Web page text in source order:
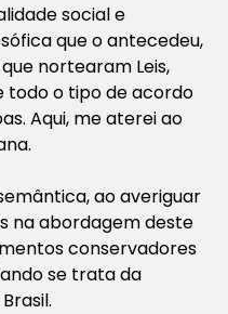
social e
que o antecedeu,
nortearam Leis,
todo o tipo de acordo
Aqui, me aterei ao
ao averiguar
na abordagem deste
conservadores
se trata da